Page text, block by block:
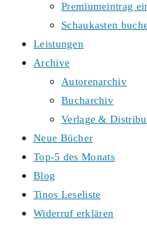
Premiumeintrag
Schaukasten
Leistungen
Archive
Autorenarchiv
Bucharchiv
Verlage &
Neue Bücher
Top-5 des Monats
Blog
Tinos Leseliste
Widerruf erklären